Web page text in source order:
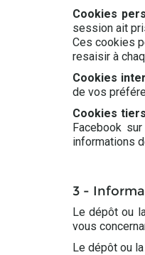
Cookies
session ait
Ces cookies
resaisir à
Cookies
de vos
Cookies tiers
Facebook
informations
3 -
Le dépôt ou
vous
Le dépôt ou